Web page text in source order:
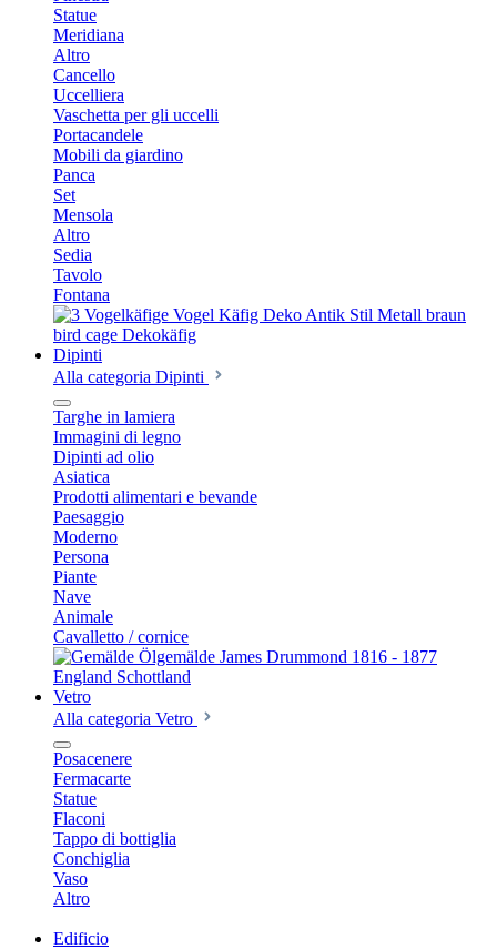
Statue
Meridiana
Altro
Cancello
Uccelliera
Vaschetta per gli uccelli
Portacandele
Mobili da giardino
Panca
Set
Mensola
Altro
Sedia
Tavolo
Fontana
Dipinti
Alla categoria Dipinti
Targhe in lamiera
Immagini di legno
Dipinti ad olio
Asiatica
Prodotti alimentari e bevande
Paesaggio
Moderno
Persona
Piante
Nave
Animale
Cavalletto / cornice
Vetro
Alla categoria Vetro
Posacenere
Fermacarte
Statue
Flaconi
Tappo di bottiglia
Conchiglia
Vaso
Altro
Edificio